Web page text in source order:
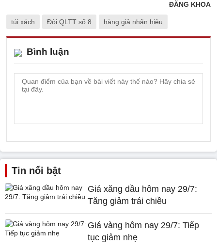
ĐĂNG KHOA
túi xách Đội QLTT số 8 hàng giả nhãn hiệu
Bình luận
Tin nổi bật
Giá xăng dầu hôm nay 29/7:
Tăng giảm trái chiều
Giá vàng hôm nay 29/7: Tiếp
tục giảm nhẹ